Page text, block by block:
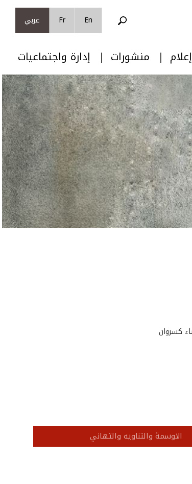
En
Fr عربي
إعلام منشورات إدارة واجتماعيات
الاوسمة والتناويه والتهاني